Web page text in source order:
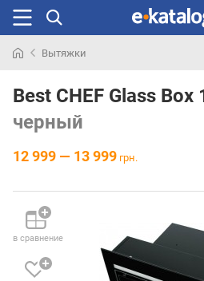
раньше
Вытяжки
Best CHEF Glass Box
черный
12 999 — 13 999 грн.
в сравнение